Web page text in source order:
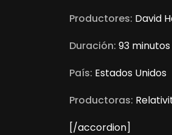
Productores: David
Duración: 93 minutos
País: Estados Unidos
Productoras:
[/accordion]